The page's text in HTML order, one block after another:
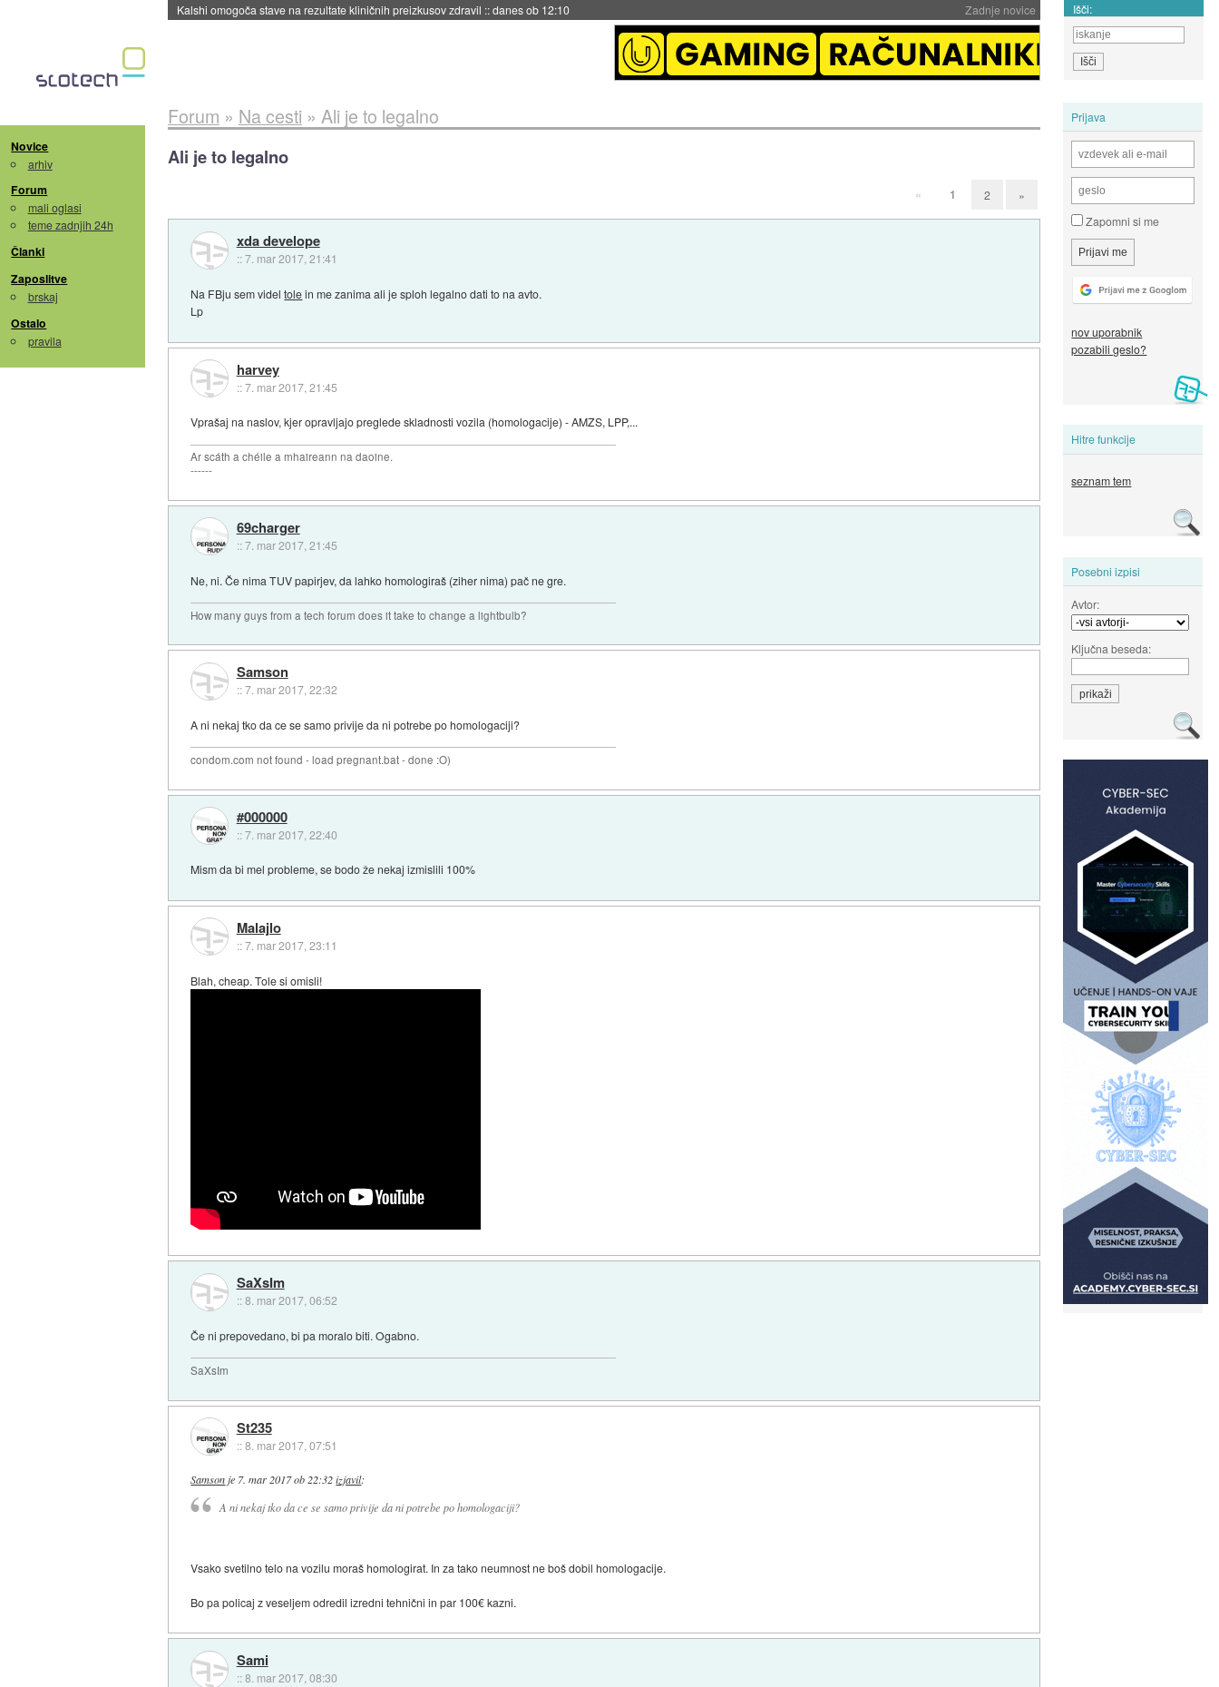
Zadnje novice
Sandisk že prodal več kot polovico SSD-jev za naslednji dve leti::danes ob 11:37 Išči:
Novice
arhiv
Forum
mali oglasi
teme zadnjih 24h
Članki
Zaposlitve
brskaj
Ostalo
pravila
Prijava
Zapomni si me
nov uporabnik
pozabili geslo?
Hitre funkcije
seznam tem
Posebni izpisi
Avtor:
Ključna beseda:
Forum » Na cesti » Ali je to legalno
Ali je to legalno
« 1 2 »
xda develope
::7. mar 2017, 21:41
Na FBju sem videltolein me zanima ali je sploh legalno dati to na avto.
Lp
harvey
::7. mar 2017, 21:45
Vprašaj na naslov, kjer opravljajo preglede skladnosti vozila (homologacije) - AMZS, LPP,...
Ar scáth a chéile a mhaireann na daoine.
------
69charger
::7. mar 2017, 21:45
Ne, ni. Če nima TUV papirjev, da lahko homologiraš (ziher nima) pač ne gre.
How many guys from a tech forum does it take to change a lightbulb?
Samson
::7. mar 2017, 22:32
A ni nekaj tko da ce se samo privije da ni potrebe po homologaciji?
condom.com not found - load pregnant.bat - done :O)
#000000
::7. mar 2017, 22:40
Mism da bi mel probleme, se bodo že nekaj izmislili 100%
Malajlo
::7. mar 2017, 23:11
Blah, cheap. Tole si omisli!
SaXsIm
::8. mar 2017, 06:52
Če ni prepovedano, bi pa moralo biti. Ogabno.
SaXsIm
St235
::8. mar 2017, 07:51
Samsonje 7. mar 2017 ob 22:32 izjavil:
A ni nekaj tko da ce se samo privije da ni potrebe po homologaciji?
Vsako svetilno telo na vozilu moraš homologirat. In za tako neumnost ne boš dobil homologacije.
Bo pa policaj z veseljem odredil izredni tehnični in par 100€ kazni.
Sami
::8. mar 2017, 08:30